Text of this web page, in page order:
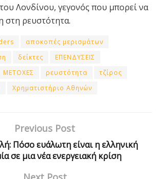
Λονδίνου, γεγονός που μπορεί να
στη ρευστότητα.
αποκοπές μερισμάτων
δείκτες
ΕΠΕΝΔΥΣΕΙΣ
ΜΕΤΟΧΕΣ ρευστότητα
τζίρος
Χρηματιστήριο Αθηνών
Previous Post
Πόσο ευάλωτη είναι η ελληνική
σε μια νέα ενεργειακή κρίση